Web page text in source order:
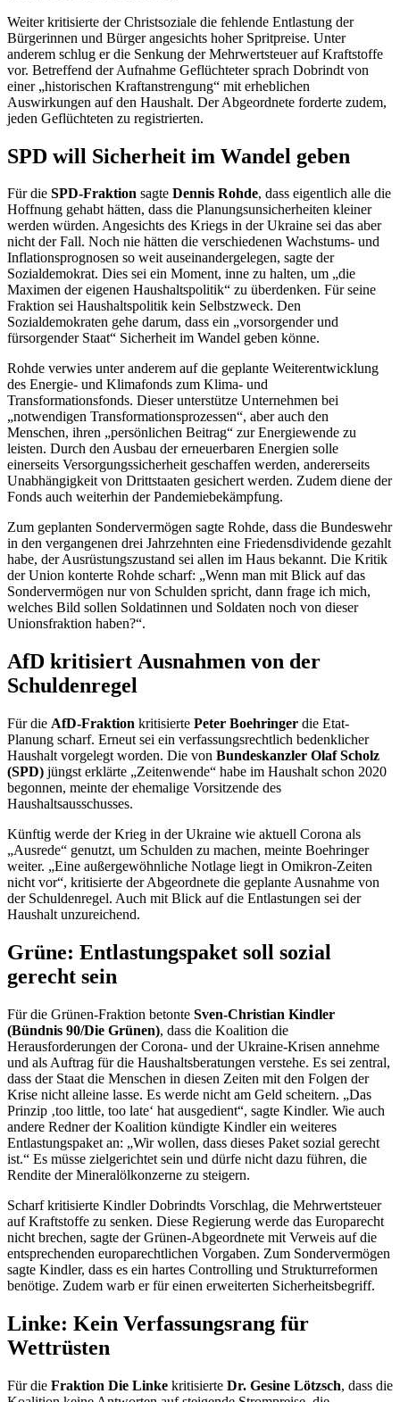
Weiter kritisierte der Christsoziale die fehlende Entlastung der
Bürgerinnen und Bürger angesichts hoher Spritpreise. Unter
anderem schlug er die Senkung der Mehrwertsteuer auf Kraftstoffe
vor. Betreffend der Aufnahme Geflüchteter sprach Dobrindt von
einer „historischen Kraftanstrengung“ mit erheblichen
Auswirkungen auf den Haushalt. Der Abgeordnete forderte zudem,
jeden Geflüchteten zu registrierten.
SPD will Sicherheit im Wandel geben
Für die SPD-Fraktion sagte Dennis Rohde, dass eigentlich alle die
Hoffnung gehabt hätten, dass die Planungsunsicherheiten kleiner
werden würden. Angesichts des Kriegs in der Ukraine sei das aber
nicht der Fall. Noch nie hätten die verschiedenen Wachstums- und
Inflationsprognosen so weit auseinandergelegen, sagte der
Sozialdemokrat. Dies sei ein Moment, inne zu halten, um „die
Maximen der eigenen Haushaltspolitik“ zu überdenken. Für seine
Fraktion sei Haushaltspolitik kein Selbstzweck. Den
Sozialdemokraten gehe darum, dass ein „vorsorgender und
fürsorgender Staat“ Sicherheit im Wandel geben könne.
Rohde verwies unter anderem auf die geplante Weiterentwicklung
des Energie- und Klimafonds zum Klima- und
Transformationsfonds. Dieser unterstütze Unternehmen bei
„notwendigen Transformationsprozessen“, aber auch den
Menschen, ihren „persönlichen Beitrag“ zur Energiewende zu
leisten. Durch den Ausbau der erneuerbaren Energien solle
einerseits Versorgungssicherheit geschaffen werden, andererseits
Unabhängigkeit von Drittstaaten gesichert werden. Zudem diene der
Fonds auch weiterhin der Pandemiebekämpfung.
Zum geplanten Sondervermögen sagte Rohde, dass die Bundeswehr
in den vergangenen drei Jahrzehnten eine Friedensdividende gezahlt
habe, der Ausrüstungszustand sei allen im Haus bekannt. Die Kritik
der Union konterte Rohde scharf: „Wenn man mit Blick auf das
Sondervermögen nur von Schulden spricht, dann frage ich mich,
welches Bild sollen Soldatinnen und Soldaten noch von dieser
Unionsfraktion haben?“.
AfD kritisiert Ausnahmen von der
Schuldenregel
Für die AfD-Fraktion kritisierte Peter Boehringer die Etat-
Planung scharf. Erneut sei ein verfassungsrechtlich bedenklicher
Haushalt vorgelegt worden. Die von Bundeskanzler Olaf Scholz
(SPD) jüngst erklärte „Zeitenwende“ habe im Haushalt schon 2020
begonnen, meinte der ehemalige Vorsitzende des
Haushaltsausschusses.
Künftig werde der Krieg in der Ukraine wie aktuell Corona als
„Ausrede“ genutzt, um Schulden zu machen, meinte Boehringer
weiter. „Eine außergewöhnliche Notlage liegt in Omikron-Zeiten
nicht vor“, kritisierte der Abgeordnete die geplante Ausnahme von
der Schuldenregel. Auch mit Blick auf die Entlastungen sei der
Haushalt unzureichend.
Grüne: Entlastungspaket soll sozial
gerecht sein
Für die Grünen-Fraktion betonte Sven-Christian Kindler
(Bündnis 90/Die Grünen), dass die Koalition die
Herausforderungen der Corona- und der Ukraine-Krisen annehme
und als Auftrag für die Haushaltsberatungen verstehe. Es sei zentral,
dass der Staat die Menschen in diesen Zeiten mit den Folgen der
Krise nicht alleine lasse. Es werde nicht am Geld scheitern. „Das
Prinzip ‚too little, too late‘ hat ausgedient“, sagte Kindler. Wie auch
andere Redner der Koalition kündigte Kindler ein weiteres
Entlastungspaket an: „Wir wollen, dass dieses Paket sozial gerecht
ist.“ Es müsse zielgerichtet sein und dürfe nicht dazu führen, die
Rendite der Mineralölkonzerne zu steigern.
Scharf kritisierte Kindler Dobrindts Vorschlag, die Mehrwertsteuer
auf Kraftstoffe zu senken. Diese Regierung werde das Europarecht
nicht brechen, sagte der Grünen-Abgeordnete mit Verweis auf die
entsprechenden europarechtlichen Vorgaben. Zum Sondervermögen
sagte Kindler, dass es ein hartes Controlling und Strukturreformen
benötige. Zudem warb er für einen erweiterten Sicherheitsbegriff.
Linke: Kein Verfassungsrang für
Wettrüsten
Für die Fraktion Die Linke kritisierte Dr. Gesine Lötzsch, dass die